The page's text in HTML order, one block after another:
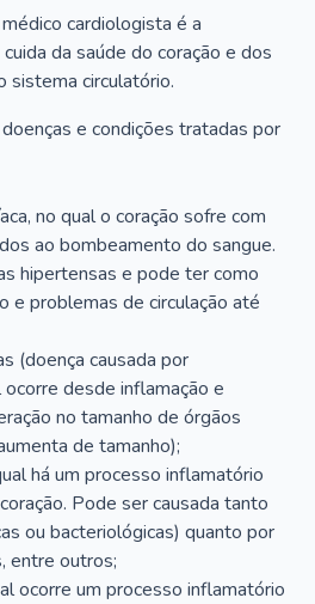
cardiologista é a
da saúde do coração e dos
sistema circulatório.
e condições tratadas por
no qual o coração sofre com
ao bombeamento do sangue.
hipertensas e pode ter como
e problemas de circulação até
(doença causada por
desde inflamação e
no tamanho de órgãos
de tamanho);
há um processo inflamatório
Pode ser causada tanto
ou bacteriológicas) quanto por
entre outros;
ocorre um processo inflamatório